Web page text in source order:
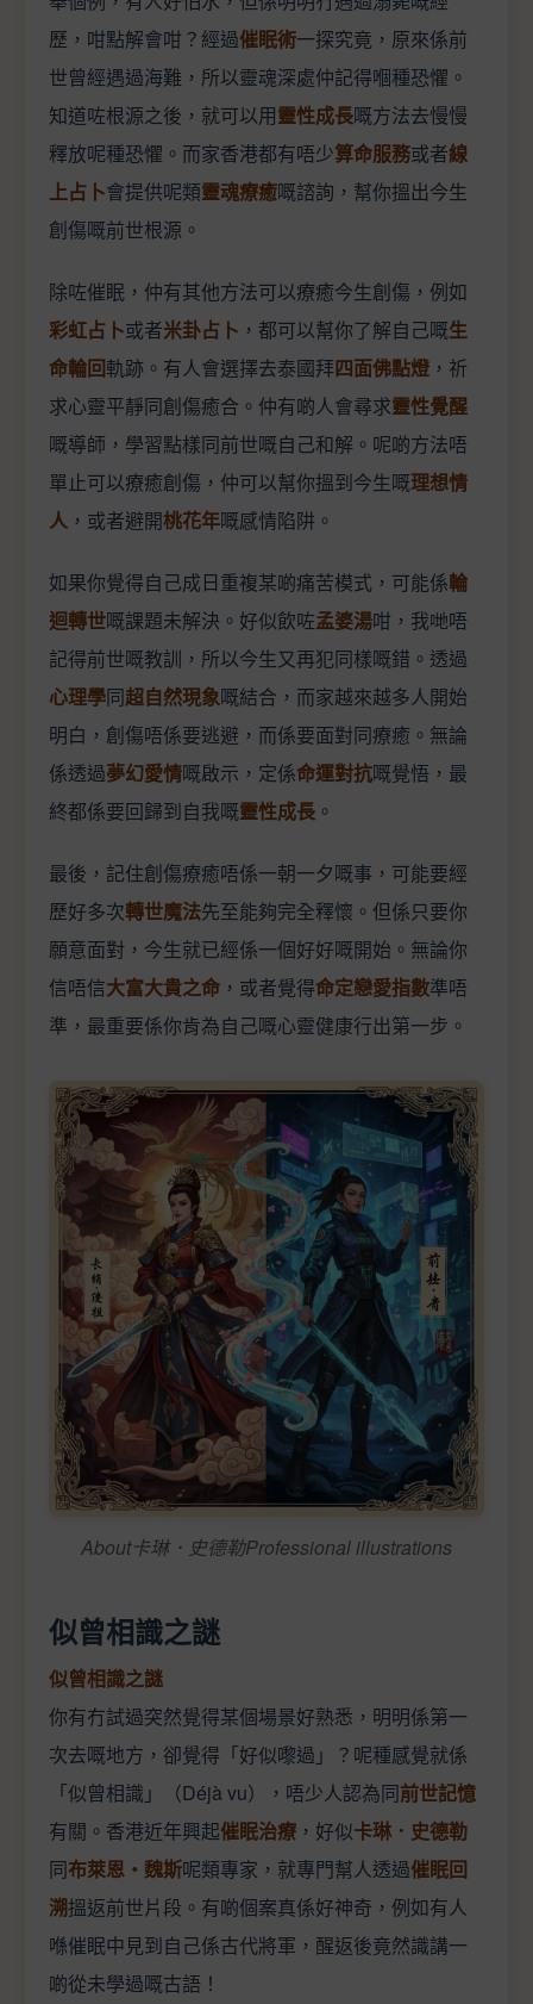
歷，咁點解會咁？經過催眠術一探究竟，原來係前
世曾經遇過海難，所以靈魂深處仲記得嗰種恐懼。
知道咗根源之後，就可以用靈性成長嘅方法去慢慢
釋放呢種恐懼。而家香港都有唔少算命服務或者線
上占卜會提供呢類靈魂療癒嘅諮詢，幫你搵出今生
創傷嘅前世根源。
除咗催眠，仲有其他方法可以療癒今生創傷，例如
彩虹占卜或者米卦占卜 ，都可以幫你了解自己嘅生
命輪回軌跡。有人會選擇去泰國拜四面佛點燈 ，祈
求心靈平靜同創傷癒合。仲有啲人會尋求靈性覺醒
嘅導師，學習點樣同前世嘅自己和解。呢啲方法唔
單止可以療癒創傷，仲可以幫你搵到今生嘅理想情
人 ，或者避開桃花年嘅感情陷阱。
如果你覺得自己成日重複某啲痛苦模式，可能係輪
迴轉世嘅課題未解決。好似飲咗孟婆湯咁，我哋唔
記得前世嘅教訓，所以今生又再犯同樣嘅錯。透過
心理學同超自然現象嘅結合，而家越來越多人開始
明白，創傷唔係要逃避，而係要面對同療癒。無論
係透過夢幻愛情嘅啟示，定係命運對抗嘅覺悟，最
終都係要回歸到自我嘅靈性成長 。
最後，記住創傷療癒唔係一朝一夕嘅事，可能要經
歷好多次轉世魔法先至能夠完全釋懷。但係只要你
願意面對，今生就已經係一個好好嘅開始。無論你
信唔信大富大貴之命 ，或者覺得命定戀愛指數準唔
準，最重要係你肯為自己嘅心靈健康行出第一步。
About卡琳．史德勒Professional illustrations
似曾相識之謎
似曾相識之謎
你有冇試過突然覺得某個場景好熟悉，明明係第一
次去嘅地方，卻覺得「好似嚟過」？呢種感覺就係
「似曾相識」（Déjà vu），唔少人認為同前世記憶
有關。香港近年興起催眠治療 ，好似卡琳．史德勒
同布萊恩‧魏斯呢類專家，就專門幫人透過催眠回
溯搵返前世片段。有啲個案真係好神奇，例如有人
喺催眠中見到自己係古代將軍，醒返後竟然識講一
啲從未學過嘅古語！